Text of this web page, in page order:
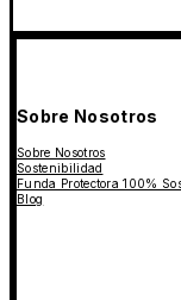
Sobre Nosotros
Sobre Nosotros
Sostenibilidad
Funda Protectora 100%
Blog